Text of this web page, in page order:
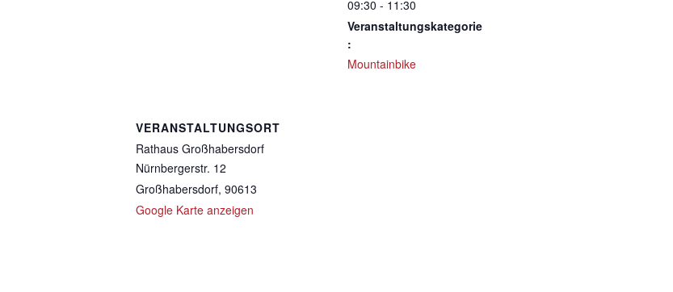
09:30 - 11:30
Veranstaltungskategorie
:
Mountainbike
VERANSTALTUNGSORT
Rathaus Großhabersdorf
Nürnbergerstr. 12
Großhabersdorf, 90613
Google Karte anzeigen